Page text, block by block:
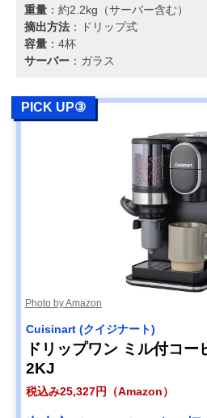
重量 ：約2.2kg（サーバー含む）
摘出方法 ：ドリップ式
容量 ：4杯
サーバー ：ガラス
PICK UP③
Photo by Amazon
Cuisinart (クイジナート)
ドリップワン ミル付コ
2KJ
税込み25,327円（Amazon）